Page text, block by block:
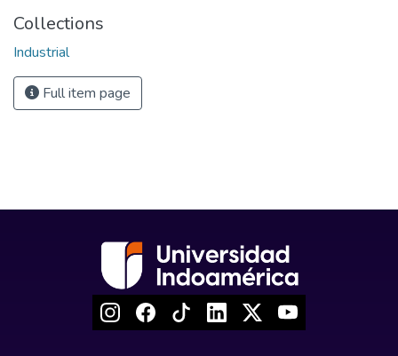
Collections
Industrial
Full item page